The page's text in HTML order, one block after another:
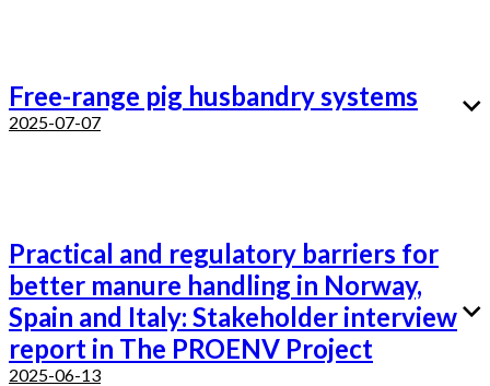
Free-range pig husbandry systems
2025-07-07
Practical and regulatory barriers for
better manure handling in Norway,
Spain and Italy: Stakeholder interview
report in The PROENV Project
2025-06-13